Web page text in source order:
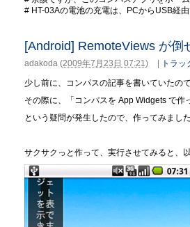
# HT-03Aの電池の充電は、PCからUSB経
[Android] RemoteViews が
adakoda (2009年7月23日 07:21) トラ
少し前に、コンパスの記事を書いていたので
その際に、「コンパスを App Widgets で作
という疑問が発生したので、作ってみました
サクサクっと作って、実行させてみると、